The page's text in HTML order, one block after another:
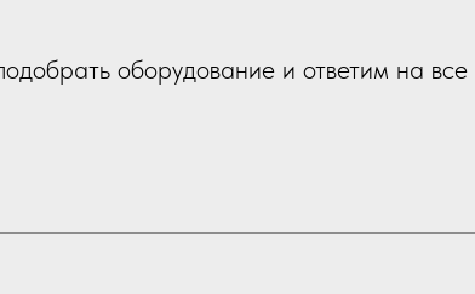
оборудование и ответим на все